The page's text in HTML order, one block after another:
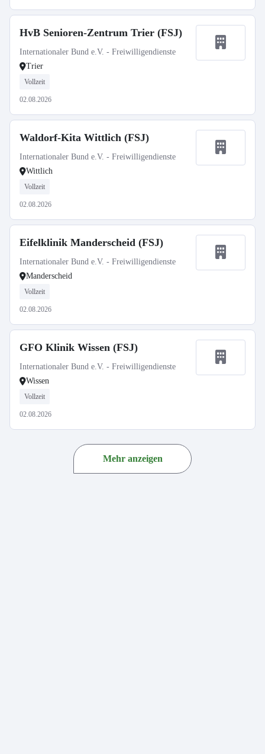
HvB Senioren-Zentrum Trier (FSJ)
Internationaler Bund e.V. - Freiwilligendienste
Trier
Vollzeit
02.08.2026
Waldorf-Kita Wittlich (FSJ)
Internationaler Bund e.V. - Freiwilligendienste
Wittlich
Vollzeit
02.08.2026
Eifelklinik Manderscheid (FSJ)
Internationaler Bund e.V. - Freiwilligendienste
Manderscheid
Vollzeit
02.08.2026
GFO Klinik Wissen (FSJ)
Internationaler Bund e.V. - Freiwilligendienste
Wissen
Vollzeit
02.08.2026
Mehr anzeigen